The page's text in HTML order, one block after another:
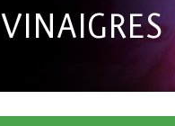
VINAIGRES